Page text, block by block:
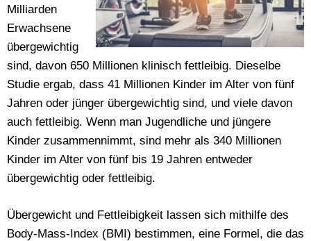
Milliarden
Erwachsene
übergewichtig
sind, davon 650 Millionen klinisch fettleibig. Dieselbe
Studie ergab, dass 41 Millionen Kinder im Alter von fünf
Jahren oder jünger übergewichtig sind, und viele davon
auch fettleibig. Wenn man Jugendliche und jüngere
Kinder zusammennimmt, sind mehr als 340 Millionen
Kinder im Alter von fünf bis 19 Jahren entweder
übergewichtig oder fettleibig.
Übergewicht und Fettleibigkeit lassen sich mithilfe des
Body-Mass-Index (BMI) bestimmen, eine Formel, die das